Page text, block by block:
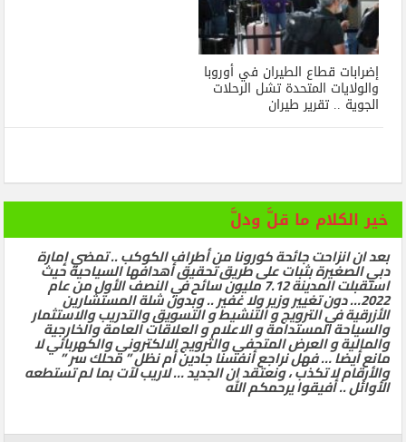
إضرابات قطاع الطيران في أوروبا
والولايات المتحدة تشل الرحلات
الجوية .. تقرير طيران
خير الكلام ما قلَّ ودلَّ
بعد ان انزاحت جائحة كورونا من أطراف الكوكب .. تمضي إمارة
دبي الصغيرة بثبات على طريق تحقيق أهدافها السياحية حيث
استقبلت المدينة 7.12 مليون سائح في النصف الأول من عام
2022… دون تغيير وزير ولا غفير .. وبدون شلة المستشارين
الأزرقية في الترويج و التنشيط و التسويق والتدريب والاستثمار
والسياحة المستدامة و الاعلام و العلاقات العامة والخارجية
والمالية و العرض المتحفي والترويج الالكتروني والكهربائي لا
مانع أيضا … فهل نراجع أنفسنا جادين أم نظل ” محلك سر ”
والأرقام لا تكذب ، ونعتقد ان الجديد … لاريب لآت بما لم تستطعه
الأوائل .. أفيقوا يرحمكم الله